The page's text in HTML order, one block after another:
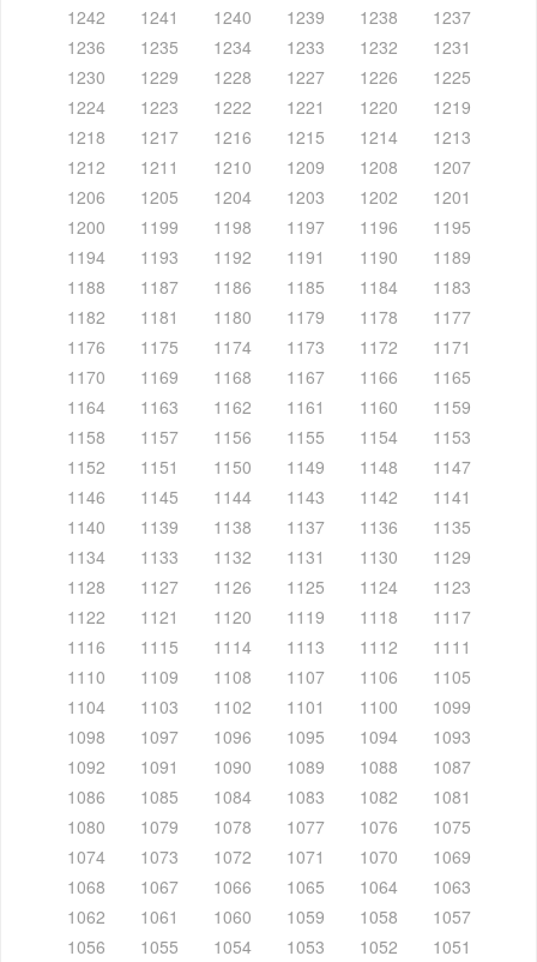
1242
1241 1240 1239 1238
1237
1236
1235 1234 1233 1232
1231
1230
1229 1228 1227 1226
1225
1224
1223 1222 1221 1220
1219
1218
1217 1216 1215 1214
1213
1212
1211 1210 1209 1208
1207
1206
1205 1204 1203 1202
1201
1200
1199 1198 1197 1196
1195
1194
1193 1192 1191 1190
1189
1188
1187 1186 1185 1184
1183
1182
1181 1180 1179 1178
1177
1176
1175 1174 1173 1172
1171
1170
1169 1168 1167 1166
1165
1164
1163 1162 1161 1160
1159
1158
1157 1156 1155 1154
1153
1152
1151 1150 1149 1148
1147
1146
1145 1144 1143 1142
1141
1140
1139 1138 1137 1136
1135
1134
1133 1132 1131 1130
1129
1128
1127 1126 1125 1124
1123
1122
1121 1120 1119 1118
1117
1116
1115 1114 1113 1112
1111
1110
1109 1108 1107 1106
1105
1104
1103 1102 1101 1100
1099
1098
1097 1096 1095 1094
1093
1092
1091 1090 1089 1088
1087
1086
1085 1084 1083 1082
1081
1080
1079 1078 1077 1076
1075
1074
1073 1072 1071 1070
1069
1068
1067 1066 1065 1064
1063
1062
1061 1060 1059 1058
1057
1056
1055 1054 1053 1052
1051